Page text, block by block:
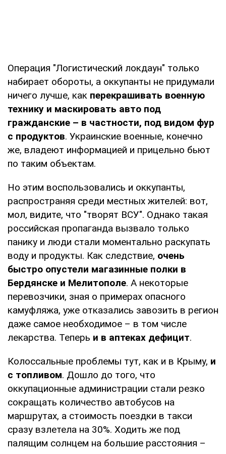
Операция "Логистический локдаун" только
набирает обороты, а оккупанты не придумали
ничего лучше, как перекрашивать военную
технику и маскировать авто под
гражданские – в частности, под видом фур
с продуктов. Украинские военные, конечно
же, владеют информацией и прицельно бьют
по таким объектам.
Но этим воспользовались и оккупанты,
распространяя среди местных жителей: вот,
мол, видите, что "творят ВСУ". Однако такая
российская пропаганда вызвало только
панику и люди стали моментально раскупать
воду и продукты. Как следствие, очень
быстро опустели магазинные полки в
Бердянске и Мелитополе. А некоторые
перевозчики, зная о примерах опасного
камуфляжа, уже отказались завозить в регион
даже самое необходимое – в том числе
лекарства. Теперь и в аптеках дефицит.
Колоссальные проблемы тут, как и в Крыму, и
с топливом. Дошло до того, что
оккупационные администрации стали резко
сокращать количество автобусов на
маршрутах, а стоимость поездки в такси
сразу взлетела на 30%. Ходить же под
палящим солнцем на большие расстояния –